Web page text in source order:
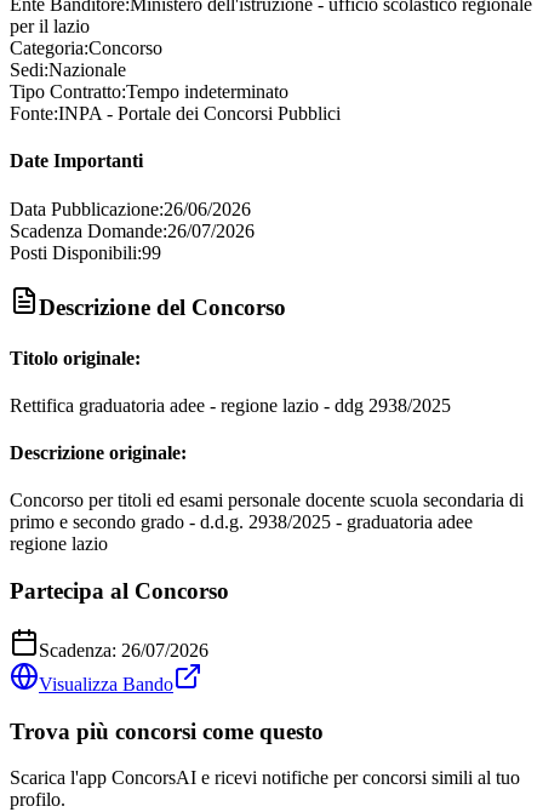
Ente Banditore:Ministero dell'istruzione - ufficio scolastico regionale
per il lazio
Categoria:Concorso
Sedi:Nazionale
Tipo Contratto:Tempo indeterminato
Fonte:INPA - Portale dei Concorsi Pubblici
Date Importanti
Data Pubblicazione:26/06/2026
Scadenza Domande:26/07/2026
Posti Disponibili:99
Descrizione del Concorso
Titolo originale:
Rettifica graduatoria adee - regione lazio - ddg 2938/2025
Descrizione originale:
Concorso per titoli ed esami personale docente scuola secondaria di
primo e secondo grado - d.d.g. 2938/2025 - graduatoria adee
regione lazio
Partecipa al Concorso
Scadenza: 26/07/2026
Visualizza Bando
Trova più concorsi come questo
Scarica l'app ConcorsAI e ricevi notifiche per concorsi simili al tuo
profilo.